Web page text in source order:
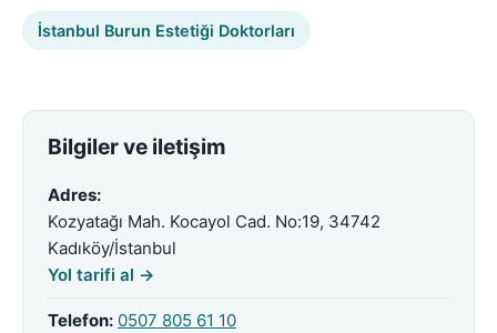
İstanbul Burun Estetiği Doktorları
Bilgiler ve iletişim
Adres:
Kozyatağı Mah. Kocayol Cad. No:19, 34742
Kadıköy/İstanbul
Yol tarifi al →
Telefon: 0507 805 61 10